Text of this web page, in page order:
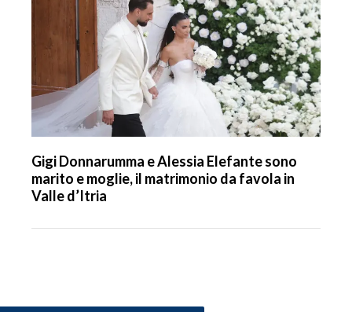
Gigi Donnarumma e Alessia Elefante sono
marito e moglie, il matrimonio da favola in
Valle d’Itria